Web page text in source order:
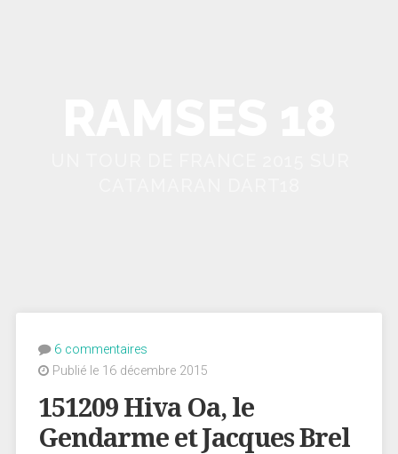
6 commentaires
Publié le 16 décembre 2015
151209 Hiva Oa, le
Gendarme et Jacques Brel